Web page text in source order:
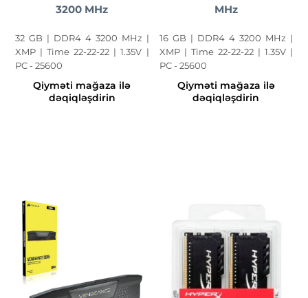
3200 MHz
32 GB | DDR4 4 3200 MHz |
XMP | Time 22-22-22 | 1.35V |
PC - 25600
Qiyməti mağaza ilə
dəqiqləşdirin
MHz
16 GB | DDR4 4 3200 MHz |
XMP | Time 22-22-22 | 1.35V |
PC - 25600
Qiyməti mağaza ilə
dəqiqləşdirin